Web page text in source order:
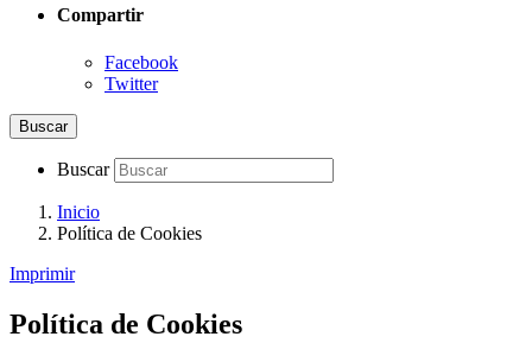
Compartir
Facebook
Twitter
Buscar
Buscar
Inicio
Política de Cookies
Imprimir
Política de Cookies